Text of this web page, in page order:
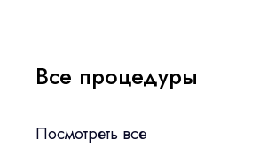
Все процедуры
Посмотреть все